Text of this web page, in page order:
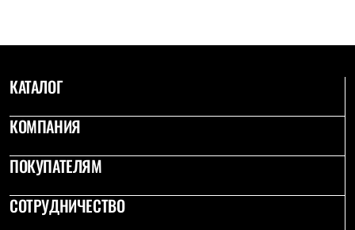
Кроссовки
Гамаши
Тапочки и чуни
Тапочки
Уход за обувью
Аксессуары
Головные уборы
Шапки
КАТАЛОГ
КОМПАНИЯ
ПОКУПАТЕЛЯМ
СОТРУДНИЧЕСТВО